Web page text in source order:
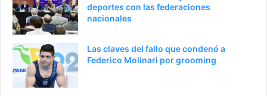
deportes con las federaciones
nacionales
Las claves del fallo que condenó a
Federico Molinari por grooming